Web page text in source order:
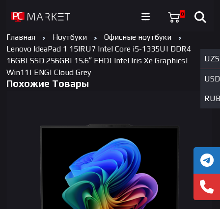
0
UZS
USD
RUB
Главная Ноутбуки
Офисные ноутбуки
Lenovo IdeaPad 1 15IRU7 Intel Core i5-1335U| DDR4
16GB| SSD 256GB| 15.6″ FHD| Intel Iris Xe Graphics|
Win11| ENG| Cloud Grey
Похожие Товары